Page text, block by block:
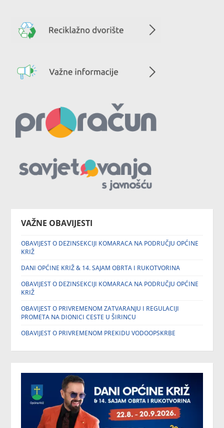
VAŽNE OBAVIJESTI
OBAVIJEST O DEZINSEKCIJI KOMARACA NA PODRUČJU OPĆINE
KRIŽ
DANI OPĆINE KRIŽ & 14. SAJAM OBRTA I RUKOTVORINA
OBAVIJEST O DEZINSEKCIJI KOMARACA NA PODRUČJU OPĆINE
KRIŽ
OBAVIJEST O PRIVREMENOM ZATVARANJU I REGULACIJI
PROMETA NA DIONICI CESTE U ŠIRINCU
OBAVIJEST O PRIVREMENOM PREKIDU VODOOPSKRBE